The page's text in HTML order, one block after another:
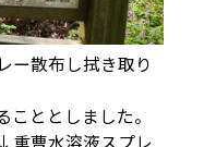
ー散布し拭き取り
こととしました。
スプレ